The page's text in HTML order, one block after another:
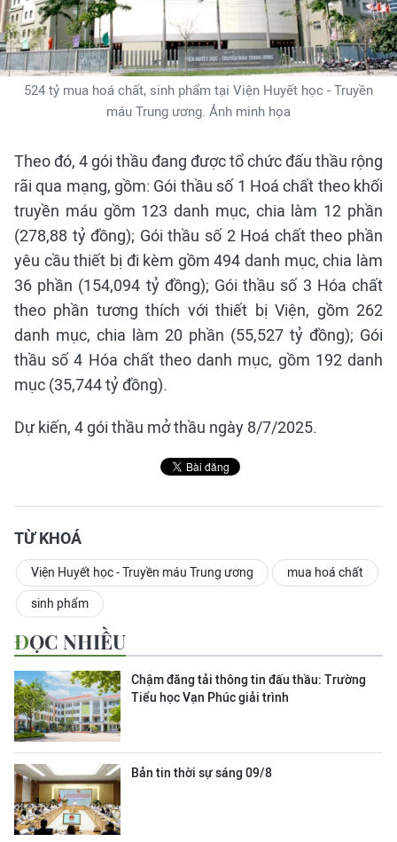
524 tỷ mua hoá chất, sinh phẩm tại Viện Huyết học - Truyền
máu Trung ương. Ảnh minh họa
Theo đó, 4 gói thầu đang được tổ chức đấu thầu rộng
rãi qua mạng, gồm: Gói thầu số 1 Hoá chất theo khối
truyền máu gồm 123 danh mục, chia làm 12 phần
(278,88 tỷ đồng); Gói thầu số 2 Hoá chất theo phần
yêu cầu thiết bị đi kèm gồm 494 danh mục, chia làm
36 phần (154,094 tỷ đồng); Gói thầu số 3 Hóa chất
theo phần tương thích với thiết bị Viện, gồm 262
danh mục, chia làm 20 phần (55,527 tỷ đồng); Gói
thầu số 4 Hóa chất theo danh mục, gồm 192 danh
mục (35,744 tỷ đồng).
Dự kiến, 4 gói thầu mở thầu ngày 8/7/2025.
TỪ KHOÁ
Viện Huyết học - Truyền máu Trung ương mua hoá chất
sinh phẩm
ĐỌC NHIỀU
Chậm đăng tải thông tin đấu thầu: Trường
Tiểu học Vạn Phúc giải trình
Bản tin thời sự sáng 09/8